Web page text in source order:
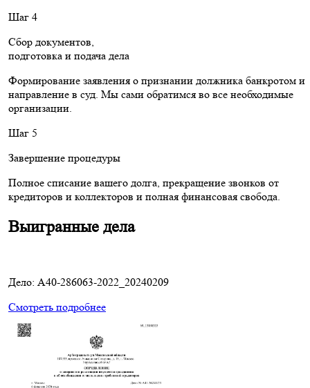
Шаг 4
Сбор документов,
подготовка и подача дела
Формирование заявления о признании должника банкротом и
направление в суд. Мы сами обратимся во все необходимые
организации.
Шаг 5
Завершение процедуры
Полное списание вашего долга, прекращение звонков от
кредиторов и коллекторов и полная финансовая свобода.
Выигранные дела
Дело: A40-286063-2022_20240209
Смотреть подробнее